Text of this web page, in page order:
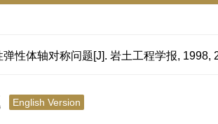
性体轴对称问题[J]. 岩土工程学报, 1998,
English Version